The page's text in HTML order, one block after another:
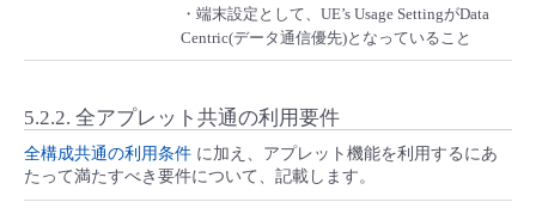
・端末設定として、UE’s Usage SettingがData
Centric(データ通信優先)となっていること
5.2.2. 全アプレット共通の利用要件
全構成共通の利用条件 に加え、アプレット機能を利用するにあ
たって満たすべき要件について、記載します。